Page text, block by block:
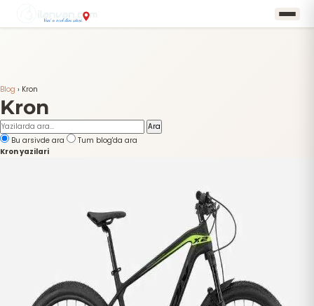
Blog › Kron
Kron
Ara
Bu arsivde ara
Tum blog'da ara
Kron yazilari